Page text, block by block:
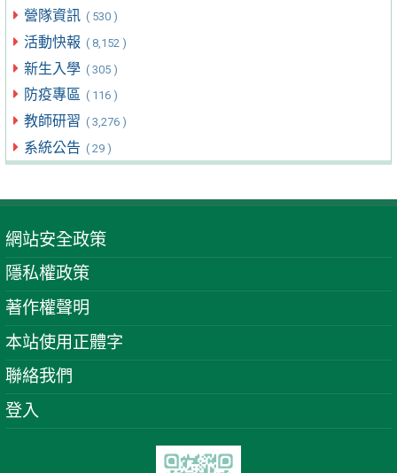
營隊資訊 ( 530 )
活動快報 ( 8,152 )
新生入學 ( 305 )
防疫專區 ( 116 )
教師研習 ( 3,276 )
系統公告 ( 29 )
網站安全政策
隱私權政策
著作權聲明
本站使用正體字
聯絡我們
登入